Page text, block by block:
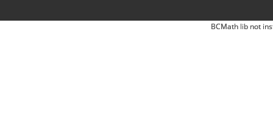
BCMath lib not